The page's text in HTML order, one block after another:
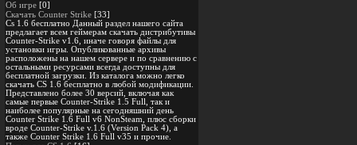
Об игре [0]
Скачать Counter Strike [33]
Cs 1.6 бесплатно Данный раздел нашего сайта
предлагает всем геймерам скачать дистрибутивы
Counter-Strike v1.6, иначе говоря файлы для
установки игры. Опубликованные архивы
расположены на нашем сервере и по сравнению с
остальными ресурсами всегда доступны для
бесплатной загрузки. Из каталога можно легко
скачать CS 1.6 бесплатно в любой модификации.
Представлено более 30 версий, включая как
самые первые Counter-Strike 1.5 Full, так и
наиболее популярные на сегодняшний день
Counter Strike 1.6 Full v6 NonSteam, плюс сборки
вроде Counter-Strike v.1.6 (Version Pack 4), а
также Counter Strike 1.6 Full v35 и прочие.